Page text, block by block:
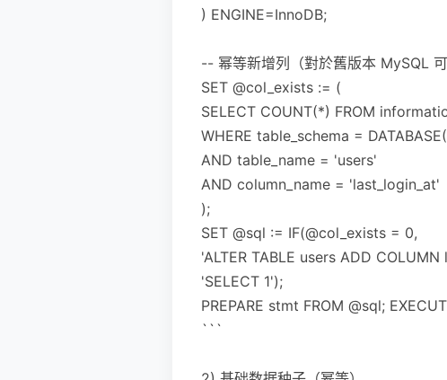
) ENGINE=InnoDB;
-- 幂等新增列（對於舊版本 MySQL
SET @col_exists := (
SELECT COUNT(*) FROM
WHERE table_schema =
AND table_name = 'users'
AND column_name = 'last_login_at'
);
SET @sql := IF(@col_exists = 0,
'ALTER TABLE users ADD
'SELECT 1');
PREPARE stmt FROM @sql;
```